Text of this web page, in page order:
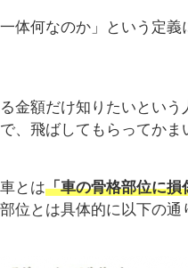
体何なのか」という定義
金額だけ知りたいとい
、飛ばしてもらってかま
とは「車の骨格部位に損
位とは具体的に以下の通